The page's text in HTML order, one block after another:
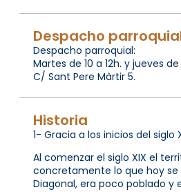
Despacho
Despacho parroquial:
Martes de 10 a 12h. y jueves de
C/ Sant Pere Màrtir 5.
Historia
1- Gracia a los inicios del siglo
Al comenzar el siglo XIX el
concretamente lo que hoy se
Diagonal, era poco poblado y